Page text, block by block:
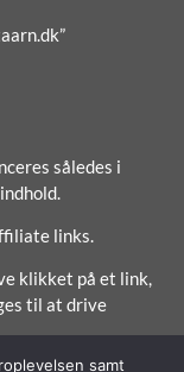
således i
links.
klikket på et link,
til at drive
samt